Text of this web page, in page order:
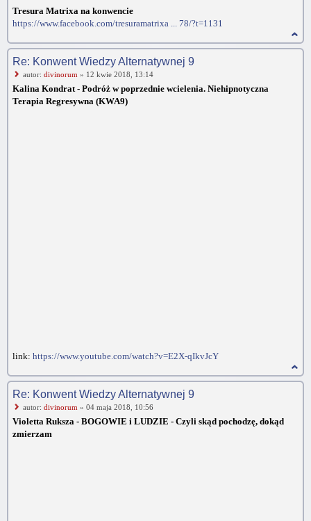
Tresura Matrixa na konwencie
https://www.facebook.com/tresuramatrixa ... 78/?t=1131
Re: Konwent Wiedzy Alternatywnej 9
autor: divinorum » 12 kwie 2018, 13:14
Kalina Kondrat - Podróż w poprzednie wcielenia. Niehipnotyczna
Terapia Regresywna (KWA9)
link: https://www.youtube.com/watch?v=E2X-qIkvJcY
Re: Konwent Wiedzy Alternatywnej 9
autor: divinorum » 04 maja 2018, 10:56
Violetta Ruksza - BOGOWIE i LUDZIE - Czyli skąd pochodzę, dokąd
zmierzam